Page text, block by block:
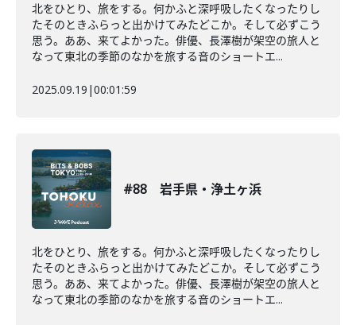
北をひとり、旅をする。何かふと深呼吸したくなったりし
たそのときふらっと出かけてみたどこか。そして必ずこう
思う。ああ、来てよかった。俳優、長澤樹が架空の旅人と
なって東北の季節のなかを旅する音のショートエ...
2025.09.19 |00:01:59
#88 岩手県・浄土ヶ浜
北をひとり、旅をする。何かふと深呼吸したくなったりし
たそのときふらっと出かけてみたどこか。そして必ずこう
思う。ああ、来てよかった。俳優、長澤樹が架空の旅人と
なって東北の季節のなかを旅する音のショートエ...